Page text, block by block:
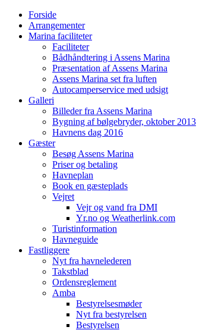
Forside
Arrangementer
Marina faciliteter
Faciliteter
Bådhåndtering i Assens Marina
Præsentation af Assens Marina
Assens Marina set fra luften
Autocamperservice med udsigt
Galleri
Billeder fra Assens Marina
Bygning af bølgebryder, oktober 2013
Havnens dag 2016
Gæster
Besøg Assens Marina
Priser og betaling
Havneplan
Book en gæsteplads
Vejret
Vejr og vand fra DMI
Yr.no og Weatherlink.com
Turistinformation
Havneguide
Fastliggere
Nyt fra havnelederen
Takstblad
Ordensreglement
Amba
Bestyrelsesmøder
Nyt fra bestyrelsen
Bestyrelsen